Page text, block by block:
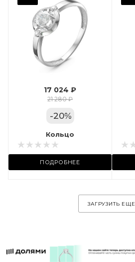
17 024 ₽
21 280 ₽
-20%
Кольцо
ПОДРОБНЕЕ
Вес драгметалла
Марка (бренд)
Дельта
Фианит
Цвет золота
КРАС
Местоположение:
ул. Пушкинская, 11А
ЗАГРУЗИТЬ ЕЩЕ